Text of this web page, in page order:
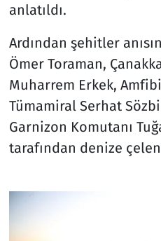
anlatıldı.
Ardından şehitler
Ömer Toraman,
Muharrem Erkek,
Tümamiral Serhat
Garnizon Komutanı
tarafından denize